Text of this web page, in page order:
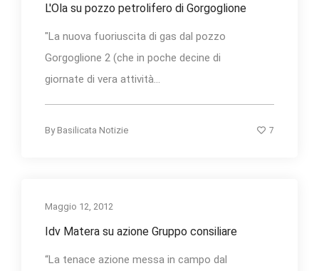
L'Ola su pozzo petrolifero di Gorgoglione
"La nuova fuoriuscita di gas dal pozzo
Gorgoglione 2 (che in poche decine di
giornate di vera attività...
By Basilicata Notizie 7
Maggio 12, 2012
Idv Matera su azione Gruppo consiliare
“La tenace azione messa in campo dal